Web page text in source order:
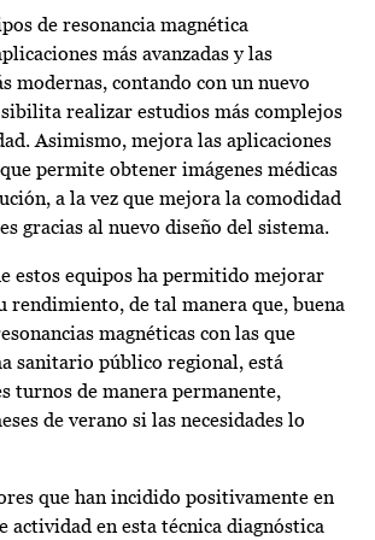
de resonancia magnética
más avanzadas y las
modernas, contando con un nuevo
realizar estudios más complejos
Asimismo, mejora las aplicaciones
permite obtener imágenes médicas
a la vez que mejora la comodidad
gracias al nuevo diseño del sistema.
estos equipos ha permitido mejorar
rendimiento, de tal manera que, buena
magnéticas con las que
sanitario público regional, está
turnos de manera permanente,
de verano si las necesidades lo
que han incidido positivamente en
actividad en esta técnica diagnóstica